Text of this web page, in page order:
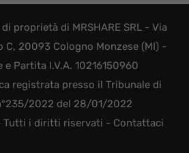
proprietà di MRSHARE SRL - Via
C, 20093 Cologno Monzese (MI) -
e Partita I.V.A. 10216150960
registrata presso il Tribunale di
2022 del 28/01/2022
Tutti i diritti riservati - Contattaci